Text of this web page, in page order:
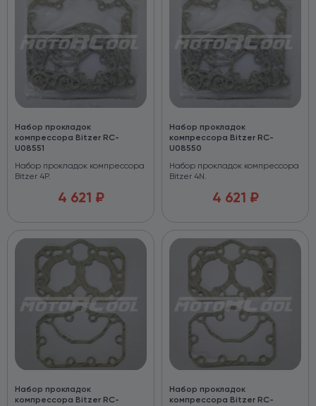
Набор прокладок
компрессора Bitzer RC-
U08551
Набор прокладок компрессора
Bitzer 4P.
4 621 ₽
Набор прокладок
компрессора Bitzer RC-
U08550
Набор прокладок компрессора
Bitzer 4N.
4 621 ₽
Набор прокладок
компрессора Bitzer RC-
Набор прокладок
компрессора Bitzer RC-